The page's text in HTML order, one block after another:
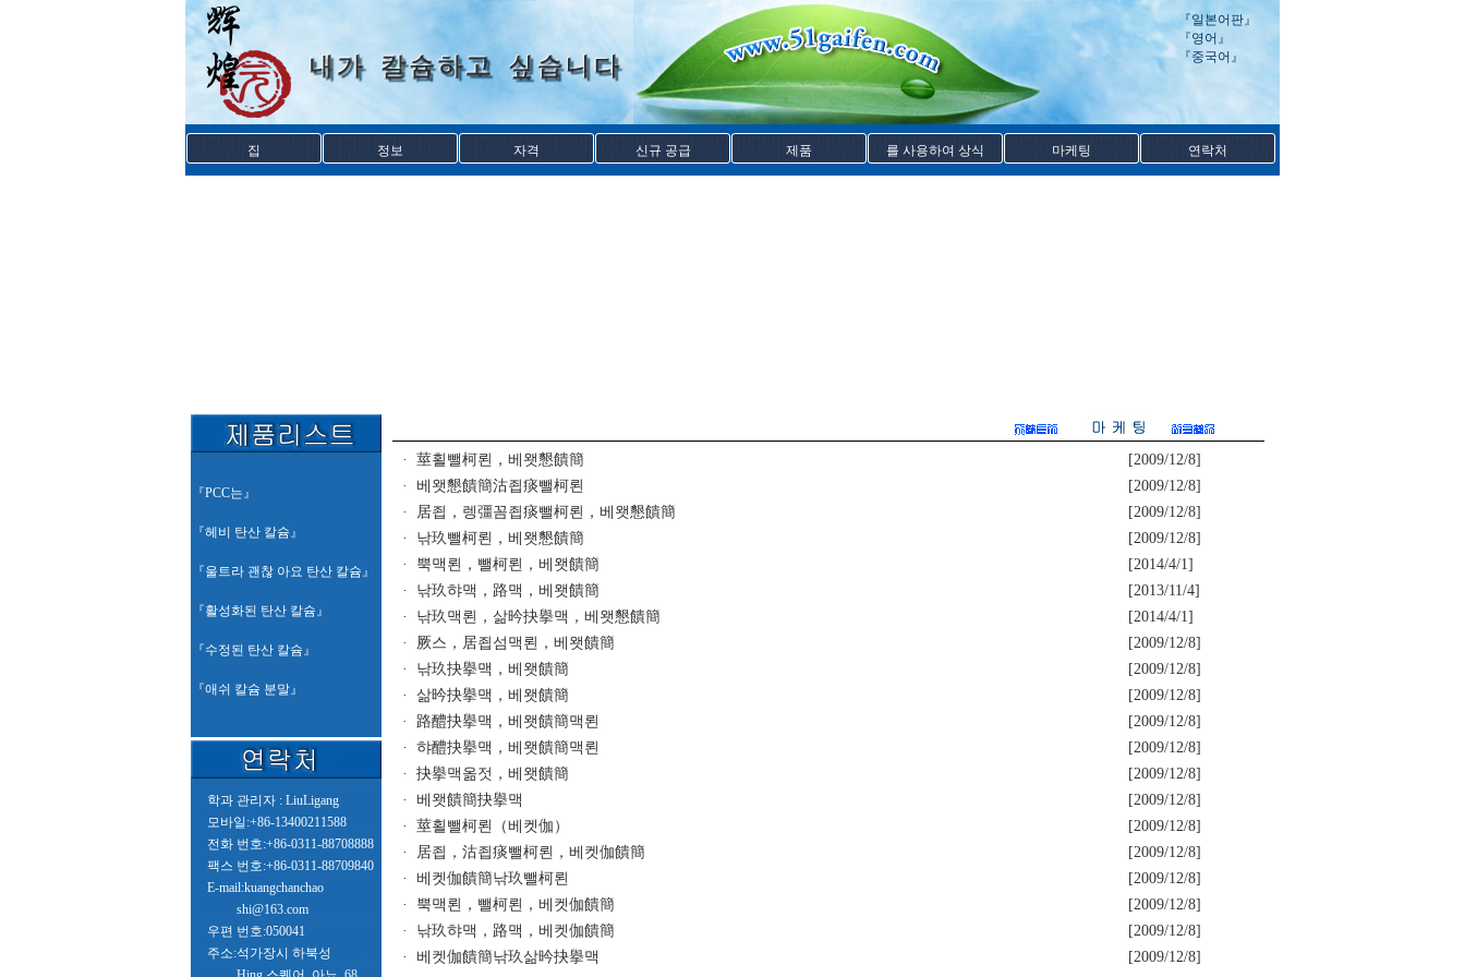
『일본어판』
『영어 』
『중국어 』
집 정보 자격 신규 공급 제품 를 사용하여 상식 마케팅 연락처
『PCC는』
『헤비 탄산 칼슘』
『울트라 괜찮 아요 탄산 칼슘』
『활성화된 탄산 칼슘』
『수정된 탄산 칼슘』
『애쉬 칼슘 분말』
학과 관리자 : LiuLigang
모바일:+86-13400211588
전화 번호:+86-0311-88708888
팩스 번호:+86-0311-88709840
E-mail:kuangchanchao
shi@163.com
우편 번호:050041
주소:석가장시 하북성
· 莖횔뺄柯뢴，베왯懇饋簡
[2009/12/8]
· 베왯懇饋簡沽죕痰뺄柯뢴
[2009/12/8]
· 居죕，렝彊꼼죕痰뺄柯뢴，베왯懇饋簡
[2009/12/8]
· 낚玖뺄柯뢴，베왯懇饋簡
[2009/12/8]
· 뿍맥뢴，뺄柯뢴，베왯饋簡
[2014/4/1]
· 낚玖햐맥，路맥，베왯饋簡
[2013/11/4]
· 낚玖맥뢴，삶昑抉擧맥，베왯懇饋簡
[2014/4/1]
· 厥스，居죕섬맥뢴，베왯饋簡
[2009/12/8]
· 낚玖抉擧맥，베왯饋簡
[2009/12/8]
· 삶昑抉擧맥，베왯饋簡
[2009/12/8]
· 路醴抉擧맥，베왯饋簡맥뢴
[2009/12/8]
· 햐醴抉擧맥，베왯饋簡맥뢴
[2009/12/8]
· 抉擧맥옮젓，베왯饋簡
[2009/12/8]
· 베왯饋簡抉擧맥
[2009/12/8]
· 莖횔뺄柯뢴（베켓伽）
[2009/12/8]
· 居죕，沽죕痰뺄柯뢴，베켓伽饋簡
[2009/12/8]
· 베켓伽饋簡낚玖뺄柯뢴
[2009/12/8]
· 뿍맥뢴，뺄柯뢴，베켓伽饋簡
[2009/12/8]
· 낚玖햐맥，路맥，베켓伽饋簡
[2009/12/8]
· 베켓伽饋簡낚玖삶昑抉擧맥 [2009/12/8]